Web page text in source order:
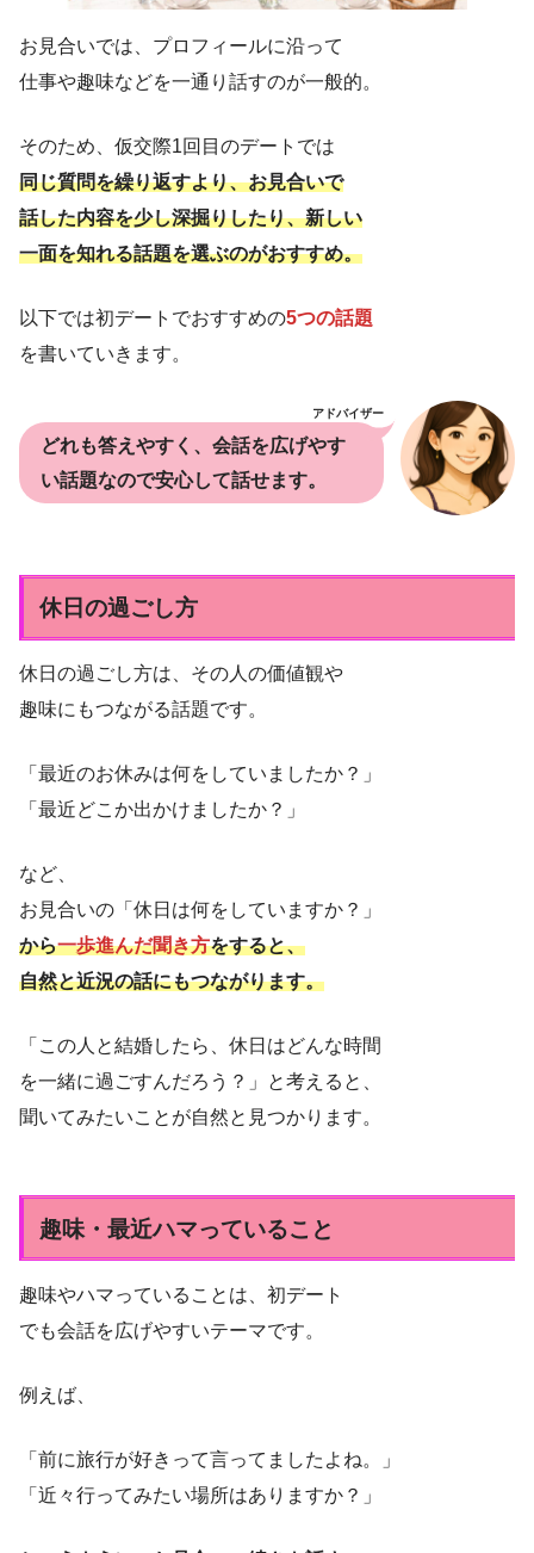
お見合いでは、プロフィールに沿って
仕事や趣味などを一通り話すのが一般的。
そのため、仮交際1回目のデートでは
同じ質問を繰り返すより、お見合いで
話した内容を少し深掘りしたり、新しい
一面を知れる話題を選ぶのがおすすめ。
以下では初デートでおすすめの5つの話題
を書いていきます。
アドバイザー
どれも答えやすく、会話を広げやす
い話題なので安心して話せます。
休日の過ごし方
休日の過ごし方は、その人の価値観や
趣味にもつながる話題です。
「最近のお休みは何をしていましたか？」
「最近どこか出かけましたか？」
など、
お見合いの「休日は何をしていますか？」
から一歩進んだ聞き方をすると、
自然と近況の話にもつながります。
「この人と結婚したら、休日はどんな時間
を一緒に過ごすんだろう？」と考えると、
聞いてみたいことが自然と見つかります。
趣味・最近ハマっていること
趣味やハマっていることは、初デート
でも会話を広げやすいテーマです。
例えば、
「前に旅行が好きって言ってましたよね。」
「近々行ってみたい場所はありますか？」